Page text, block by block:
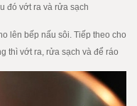
đó vớt ra và rửa sạch
lên bếp nấu sôi. Tiếp theo cho
thì vớt ra, rửa sạch và để ráo